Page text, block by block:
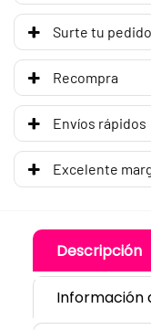
Surte tu
Recompra
Envíos rápidos
Excelente
Descripción
Información